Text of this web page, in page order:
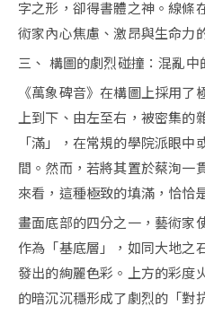
字之形，卻得書體之神。線條
術家內心焦慮、激昂與生命力
三、 構圖的劇烈碰撞：混亂中
《萬象碑音》在構圖上採用
上到下、由左至右，被密集的
「滿」，在常規的學院派眼
間。然而，若將其置於蔡洵一
來看，這種極致的填滿，恰恰
畫面底部的四分之一，藝術家
作為「基底層」，如同大地之
發出的絢麗色彩。上方的彩度
的暗沉沉穩形成了劇烈的「對